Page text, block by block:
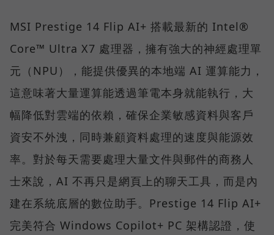
MSI Prestige 14 Flip AI+ 搭載最新的 Intel®
Core™ Ultra X7 處理器，擁有強大的神經處理單
元（NPU），能提供優異的本地端 AI 運算能力，
這意味著大量運算能透過筆電本身就能執行，大
幅降低對雲端的依賴，確保企業敏感資料與客戶
資安不外洩，同時兼顧資料處理的速度與能源效
率。對於每天需要處理大量文件與郵件的商務人
士來說，AI 不再只是網頁上的聊天工具，而是內
建在系統底層的數位助手。Prestige 14 Flip AI+
完美符合 Windows Copilot+ PC 架構認證，使